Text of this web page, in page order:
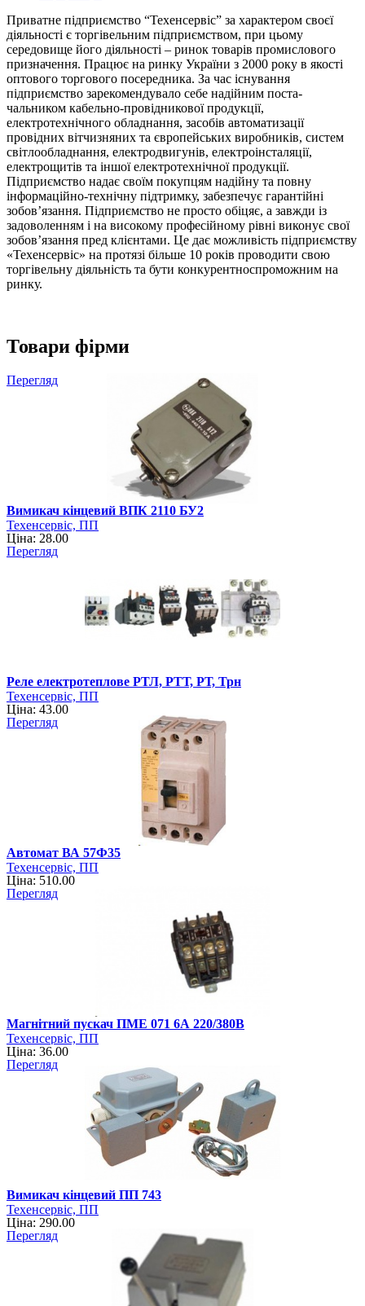
Приватне підприємство “Техенсервіс” за характером своєї
діяльності є торгівельним підприємством, при цьому
середовище його діяльності – ринок товарів промислового
призначення. Працює на ринку України з 2000 року в якості
оптового торгового посередника. За час існування
підприємство зарекомендувало себе надійним поста-
чальником кабельно-провідникової продукції,
електротехнічного обладнання, засобів автоматизації
провідних вітчизняних та європейських виробників, систем
світлообладнання, електродвигунів, електроінсталяції,
електрощитів та іншої електротехнічної продукції.
Підприємство надає своїм покупцям надійну та повну
інформаційно-технічну підтримку, забезпечує гарантійні
зобов’язання. Підприємство не просто обіцяє, а завжди із
задоволенням і на високому професійному рівні виконує свої
зобов’язання пред клієнтами. Це дає можливість підприємству
«Техенсервіс» на протязі більше 10 років проводити свою
торгівельну діяльність та бути конкурентноспроможним на
ринку.
Товари фірми
Перегляд
Вимикач кінцевий ВПК 2110 БУ2
Техенсервіс, ПП
Ціна: 28.00
Перегляд
Реле електротеплове РТЛ, РТТ, РТ, Трн
Техенсервіс, ПП
Ціна: 43.00
Перегляд
Автомат ВА 57Ф35
Техенсервіс, ПП
Ціна: 510.00
Перегляд
Магнітний пускач ПМЕ 071 6А 220/380В
Техенсервіс, ПП
Ціна: 36.00
Перегляд
Вимикач кінцевий ПП 743
Техенсервіс, ПП
Ціна: 290.00
Перегляд